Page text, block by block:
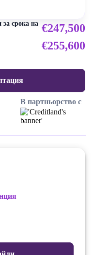
за срока на €247,500
€255,600
В партньорство с